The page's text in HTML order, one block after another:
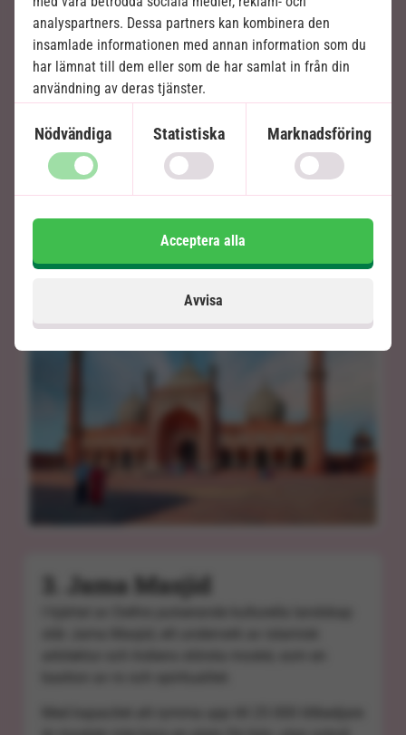
3. Jama Masjid
analyspartners. Dessa partners kan kombinera den
insamlade informationen med annan information som du
har lämnat till dem eller som de har samlat in från din
användning av deras tjänster.
Nödvändiga Statistiska Marknadsföring
Avvisa
Acceptera alla